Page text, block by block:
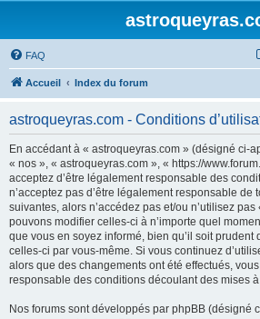
FAQ
Accueil Index du forum
astroqueyras.com - Conditions
En accédant à « astroqueyras.com » (désigné ci-
« nos », « astroqueyras.com », « https://
acceptez d’être légalement responsable des
n’acceptez pas d’être légalement responsable de
suivantes, alors n’accédez pas et/ou n’utilisez
pouvons modifier celles-ci à n’importe quel
que vous en soyez informé, bien qu’il soit prudent
celles-ci par vous-même. Si vous continuez
alors que des changements ont été effectués,
responsable des conditions découlant des mises
Nos forums sont développés par phpBB (désigné